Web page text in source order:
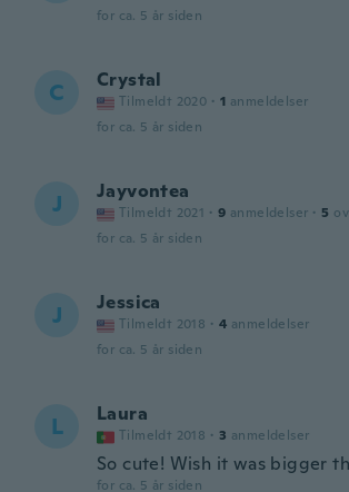
for ca. 5 år siden
C Crystal
Tilmeldt 2020 · 1 anmeldelser
for ca. 5 år siden
J Jayvontea
Tilmeldt 2021 · 9 anmeldelser · 5
for ca. 5 år siden
J Jessica
Tilmeldt 2018 · 4 anmeldelser
for ca. 5 år siden
L Laura
Tilmeldt 2018 · 3 anmeldelser
So cute! Wish it was bigger
for ca. 5 år siden